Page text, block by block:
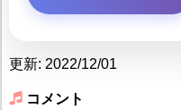
更新: 2022/12/01
コメント